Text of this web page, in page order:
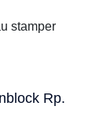
stamper
Rp.